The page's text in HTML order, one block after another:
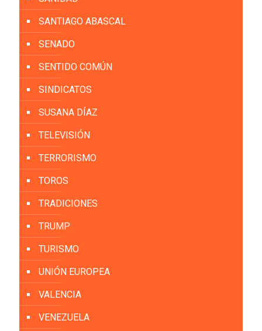
SANTIAGO ABASCAL
SENADO
SENTIDO COMÚN
SINDICATOS
SUSANA DÍAZ
TELEVISIÓN
TERRORISMO
TOROS
TRADICIONES
TRUMP
TURISMO
UNIÓN EUROPEA
VALENCIA
VENEZUELA